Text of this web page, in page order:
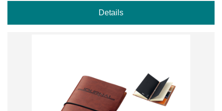
Details